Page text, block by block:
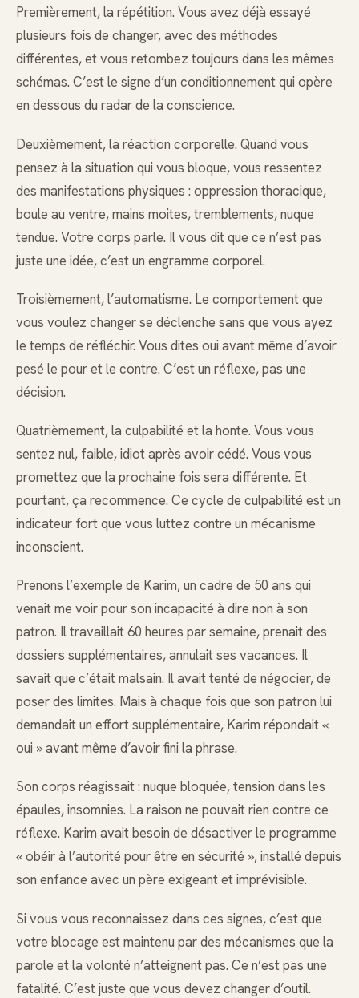
Premièrement, la répétition. Vous avez déjà essayé
plusieurs fois de changer, avec des méthodes
différentes, et vous retombez toujours dans les mêmes
schémas. C’est le signe d’un conditionnement qui opère
en dessous du radar de la conscience.
Deuxièmement, la réaction corporelle. Quand vous
pensez à la situation qui vous bloque, vous ressentez
des manifestations physiques : oppression thoracique,
boule au ventre, mains moites, tremblements, nuque
tendue. Votre corps parle. Il vous dit que ce n’est pas
juste une idée, c’est un engramme corporel.
Troisièmement, l’automatisme. Le comportement que
vous voulez changer se déclenche sans que vous ayez
le temps de réfléchir. Vous dites oui avant même d’avoir
pesé le pour et le contre. C’est un réflexe, pas une
décision.
Quatrièmement, la culpabilité et la honte. Vous vous
sentez nul, faible, idiot après avoir cédé. Vous vous
promettez que la prochaine fois sera différente. Et
pourtant, ça recommence. Ce cycle de culpabilité est un
indicateur fort que vous luttez contre un mécanisme
inconscient.
Prenons l’exemple de Karim, un cadre de 50 ans qui
venait me voir pour son incapacité à dire non à son
patron. Il travaillait 60 heures par semaine, prenait des
dossiers supplémentaires, annulait ses vacances. Il
savait que c’était malsain. Il avait tenté de négocier, de
poser des limites. Mais à chaque fois que son patron lui
demandait un effort supplémentaire, Karim répondait «
oui » avant même d’avoir fini la phrase.
Son corps réagissait : nuque bloquée, tension dans les
épaules, insomnies. La raison ne pouvait rien contre ce
réflexe. Karim avait besoin de désactiver le programme
« obéir à l’autorité pour être en sécurité », installé depuis
son enfance avec un père exigeant et imprévisible.
Si vous vous reconnaissez dans ces signes, c’est que
votre blocage est maintenu par des mécanismes que la
parole et la volonté n’atteignent pas. Ce n’est pas une
fatalité. C’est juste que vous devez changer d’outil.